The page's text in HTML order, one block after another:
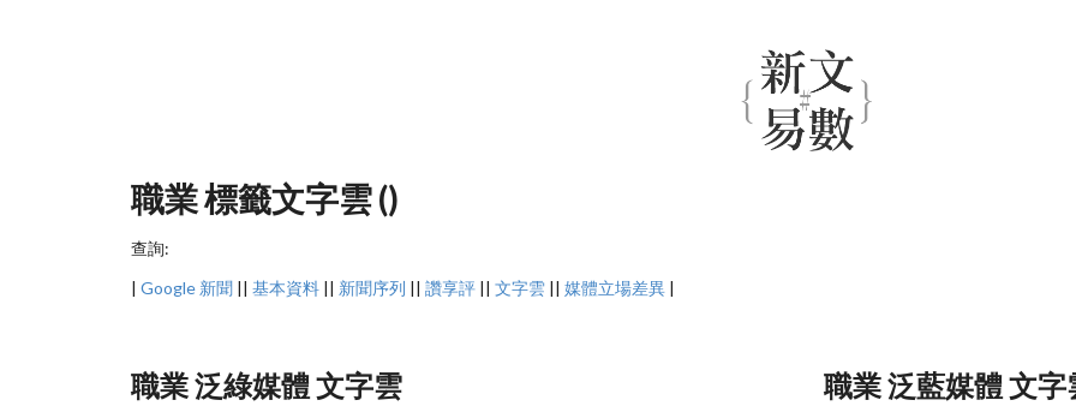
職業 標籤文字雲 ()
查詢:
| Google 新聞|| 基本資料|| 新聞序列 || 讚享評|| 文字雲|| 媒體立場差異|
職業 泛綠媒體 文字雲 職業 泛藍媒體 文字